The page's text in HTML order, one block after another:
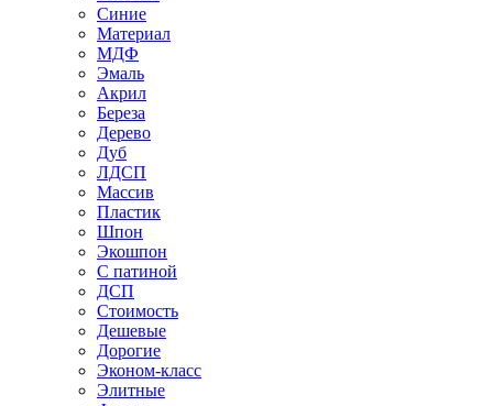
Синие
Материал
МДФ
Эмаль
Акрил
Береза
Дерево
Дуб
ЛДСП
Массив
Пластик
Шпон
Экошпон
С патиной
ДСП
Стоимость
Дешевые
Дорогие
Эконом-класс
Элитные